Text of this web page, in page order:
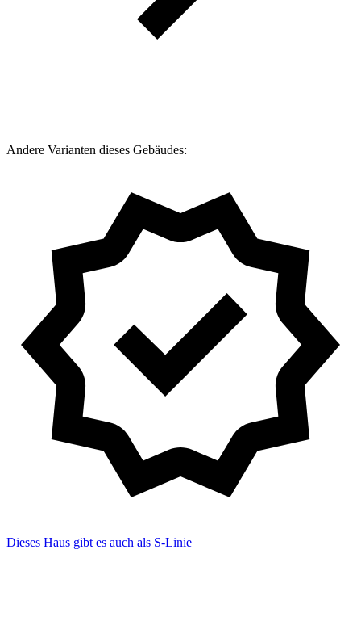
Andere Varianten dieses Gebäudes:
Dieses Haus gibt es auch als S-Linie